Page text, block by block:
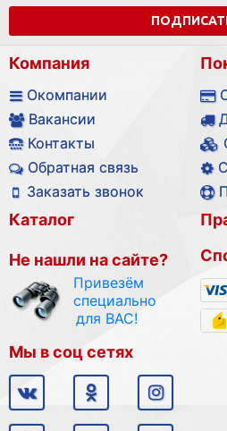
Компания
Окомпании
Вакансии
Контакты
Обратная связь
Заказать звонок
Каталог
Не нашли на сайте?
Привезём
специально
для ВАС!
Мы в соц сетях